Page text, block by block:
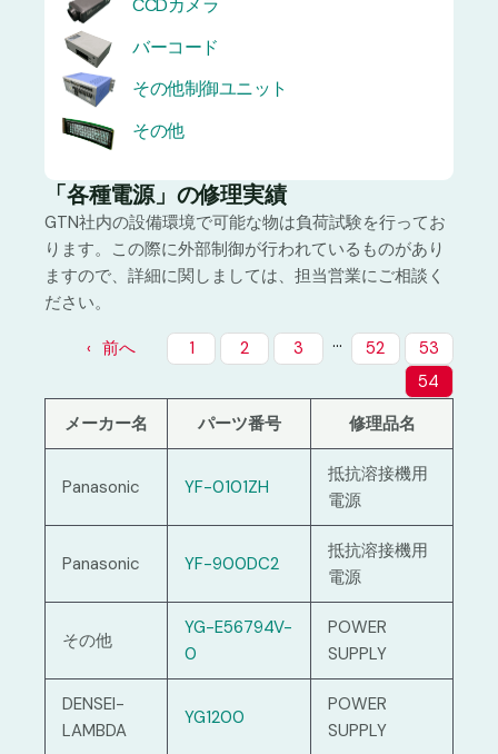
CCDカメラ
バーコード
その他制御ユニット
その他
「各種電源」の修理実績
GTN社内の設備環境で可能な物は負荷試験を行ってお
ります。この際に外部制御が行われているものがあり
ますので、詳細に関しましては、担当営業にご相談く
ださい。
前へ 1 2 3 … 52
53
54
メーカー名
パーツ番号 修理品名
Panasonic YF-0101ZH
抵抗溶接機用
電源
Panasonic YF-900DC2
抵抗溶接機用
電源
その他
YG-E56794V-
0
POWER
SUPPLY
DENSEI-
LAMBDA
YG1200
POWER
SUPPLY